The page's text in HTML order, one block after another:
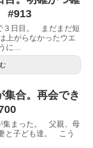
#913
３日目。 まだまだ短
上がらなかったウエ
に...
集合。再会でき
集まった。 父親、母
と子ども達。 こう